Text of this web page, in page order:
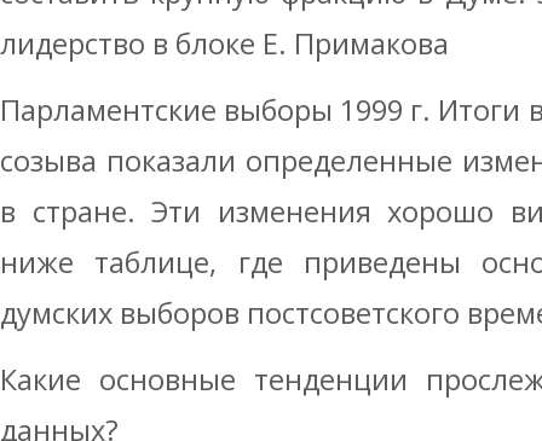
лидерство в блоке Е. Примакова
Парламентские выборы 1999 г. Итоги
созыва показали определенные
в стране. Эти изменения хорошо
ниже таблице, где приведены
думских выборов постсоветского
Какие основные тенденции
данных?